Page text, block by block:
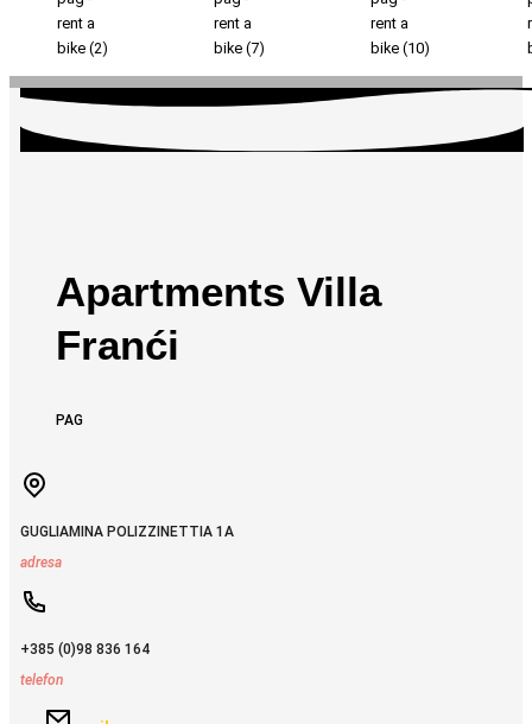
Apartments Villa
Franći
PAG
GUGLIAMINA POLIZZINETTIA 1A
adresa
+385 (0)98 836 164
telefon